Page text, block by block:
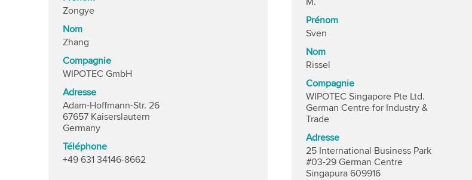
Zongye
Nom
Zhang
Compagnie
WIPOTEC GmbH
Adresse
Adam-Hoffmann-Str. 26
67657 Kaiserslautern
Germany
Téléphone
+49 631 34146-8662
Prénom
Sven
Nom
Rissel
Compagnie
WIPOTEC Singapore Pte Ltd.
German Centre for Industry &
Trade
Adresse
25 International Business Park
#03-29 German Centre
Singapura 609916